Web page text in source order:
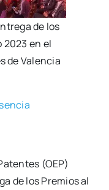
de los
2023 en el
de Valen­cia
(OEP)
de los Pre­mios al